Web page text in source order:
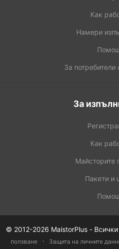
Как
Намери
За
За
Как
Майсторите
Пакети и
© 2012-2026 MaistorPlus - Всички
ползване
· Защита на личните